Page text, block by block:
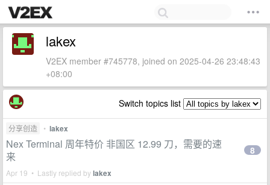
lakex
V2EX member #745778, joined on 2025-04-26 23:48:43
+08:00
Switch topics list
分享创造 • lakex
Nex Terminal 周年特价 非国区 12.99 刀，需要的速
来
Apr 19 • Lastly replied bylakex
8